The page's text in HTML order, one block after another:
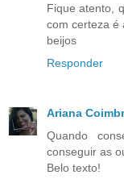
Fique atento,
com certeza é
beijos
Responder
Ariana
Quando
conseguir as
Belo texto!